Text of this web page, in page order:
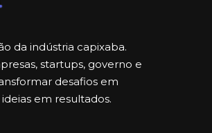
da indústria capixaba.
startups, governo e
desafios em
em resultados.